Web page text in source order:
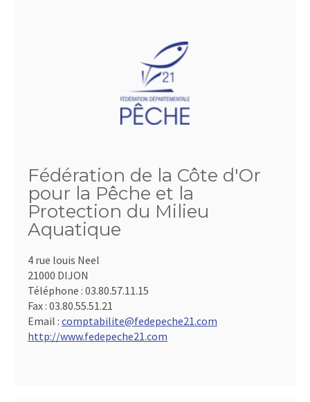
Fédération de la Côte d'Or
pour la Pêche et la
Protection du Milieu
Aquatique
4 rue louis Neel
21000 DIJON
Téléphone : 03.80.57.11.15
Fax : 03.80.55.51.21
Email : comptabilite@fedepeche21.com
http://www.fedepeche21.com